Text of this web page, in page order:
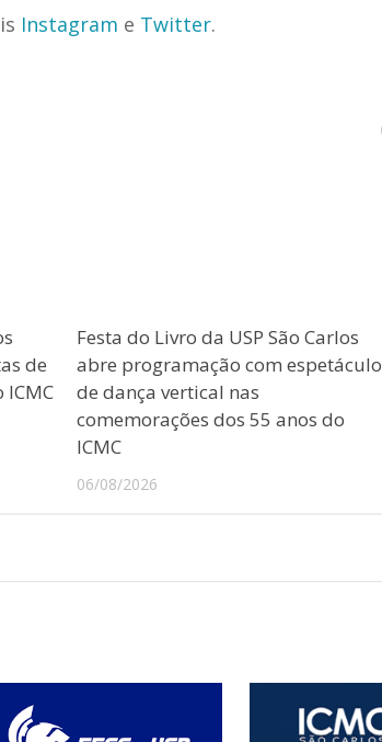
Instagram e Twitter.
de
Festa do Livro da USP São Carlos
abre programação com espetáculo
de dança vertical nas
comemorações dos 55 anos do
ICMC
06/08/2026